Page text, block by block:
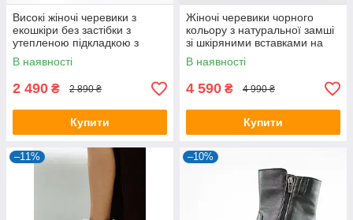
Високі жіночі черевики з
екошкіри без застібки з
утепленою підкладкою з
байки
В наявності
2 490 ₴ 2 890 ₴
Купити
Жіночі черевики чорного
кольору з натуральної замші
зі шкіряними вставками на
п'яті та носкі
В наявності
4 590 ₴ 4 990 ₴
Купити
–11% –10%